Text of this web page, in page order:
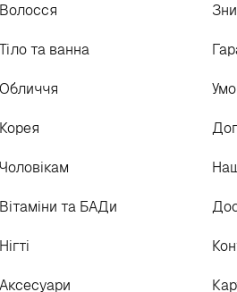
Волосся
Тіло та ванна
Обличчя
Корея
Чоловікам
Вітаміни та БАДи
Нігті
Аксесуари